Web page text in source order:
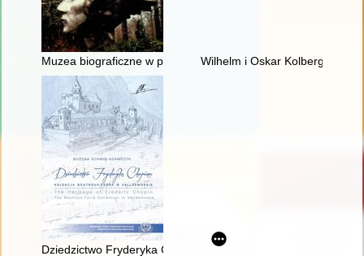
Muzea biograficzne w procesie edukacji kulturalnej.
Wilhelm i Oskar Kolbergowie -
Dziedzictwo Fryderyka Chopina. Kolekcja Boutroux-Ferra w